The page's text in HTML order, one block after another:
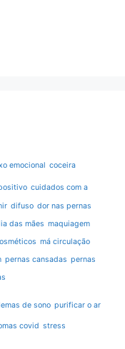
emocional coceira
cuidados com a
difuso dor nas pernas
das mães maquiagem
má circulação
pernas cansadas pernas
de sono purificar o ar
covid stress